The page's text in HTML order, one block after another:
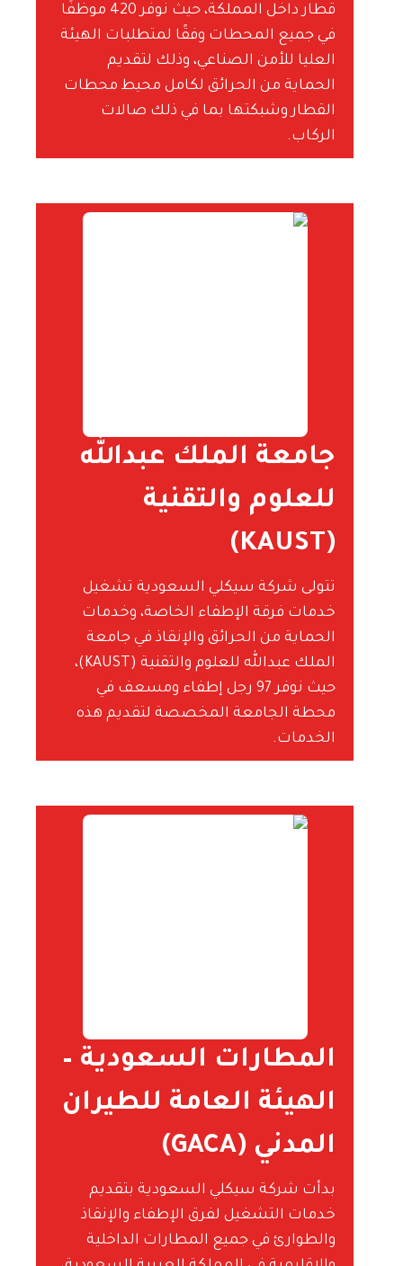
قطار داخل المملكة، حيث نوفر 420 موظفًا
في جميع المحطات وفقًا لمتطلبات الهيئة
العليا للأمن الصناعي، وذلك لتقديم
الحماية من الحرائق لكامل محيط محطات
القطار وشبكتها بما في ذلك صالات
الركاب.
جامعة الملك عبدالله
للعلوم والتقنية
(KAUST)
تتولى شركة سيكلي السعودية تشغيل
خدمات فرقة الإطفاء الخاصة، وخدمات
الحماية من الحرائق والإنقاذ في جامعة
الملك عبدالله للعلوم والتقنية (KAUST)،
حيث نوفر 97 رجل إطفاء ومسعف في
محطة الجامعة المخصصة لتقديم هذه
الخدمات.
المطارات السعودية –
الهيئة العامة للطيران
المدني (GACA)
بدأت شركة سيكلي السعودية بتقديم
خدمات التشغيل لفرق الإطفاء والإنقاذ
والطوارئ في جميع المطارات الداخلية